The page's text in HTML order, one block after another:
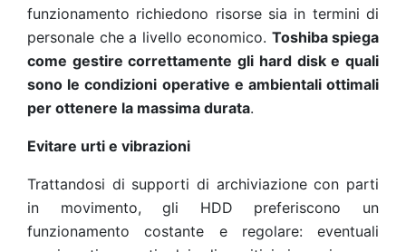
funzionamento richiedono risorse sia in termini di
personale che a livello economico. Toshiba spiega
come gestire correttamente gli hard disk e quali
sono le condizioni operative e ambientali ottimali
per ottenere la massima durata.
Evitare urti e vibrazioni
Trattandosi di supporti di archiviazione con parti
in movimento, gli HDD preferiscono un
funzionamento costante e regolare: eventuali